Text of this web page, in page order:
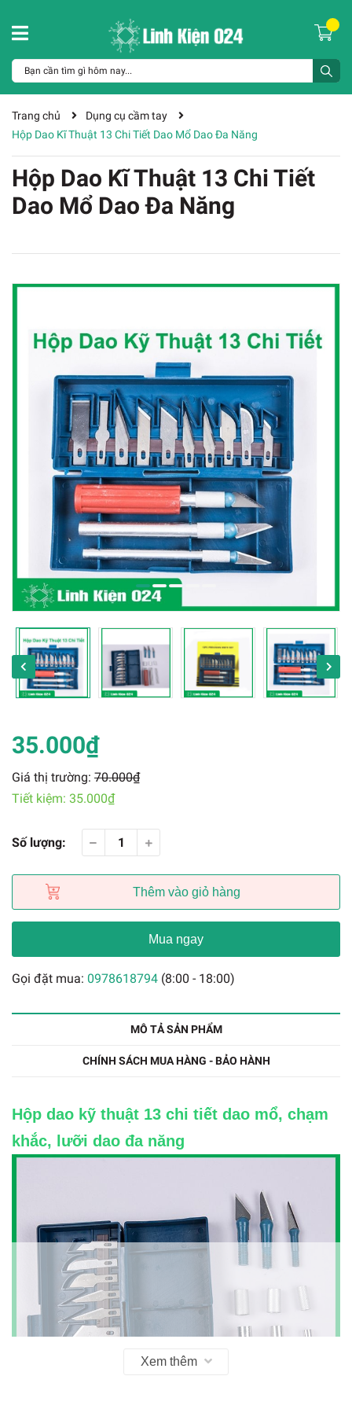
Trang chủ
Dụng cụ cầm tay
Hộp Dao Kĩ Thuật 13 Chi Tiết Dao Mổ Dao Đa Năng
Hộp Dao Kĩ Thuật 13 Chi Tiết
Dao Mổ Dao Đa Năng
35.000₫
Giá thị trường: 70.000₫
Tiết kiệm: 35.000₫
Số lượng:
Thêm vào giỏ hàng
Mua ngay
Gọi đặt mua: 0978618794 (8:00 - 18:00)
MÔ TẢ SẢN PHẨM
CHÍNH SÁCH MUA HÀNG - BẢO HÀNH
Hộp dao kỹ thuật 13 chi tiết dao mổ, chạm
khắc, lưỡi dao đa năng
Xem thêm